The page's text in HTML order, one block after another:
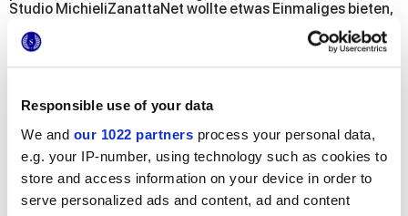
Responsible use of your data
We and our 1022 partners process your personal data,
e.g. your IP-number, using technology such as cookies to
store and access information on your device in order to
serve personalized ads and content, ad and content
Studio MichieliZanattaNet wollte etwas Einmaliges bieten,
Persönlichkeit, um den Kunden zu verblüffen und die Gäste
zu unterhalten: Daher rührt die Auswahl von fließenden
Oberflächen, klaren Geometrien und Optical-Farben wie
Kochkunst ein Spiel aus Virtuosität für geschickte
Trapezkünstler sind.
Wie in der Kochkunst ist es auch im Design wichtig, die
richtigen Zutaten zu wählen und in den richtigen
Proportionen zu vermischen zu wissen: Hier sind also
wiedergefundene Holzarten mit authentischer Wirkung,
goldene Akzente mit kostbarer Leuchtkraft,
skandinavische Einrichtungen im minimalistischen Stil und